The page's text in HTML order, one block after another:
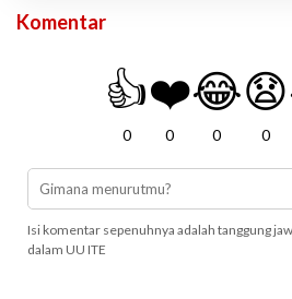
Komentar
👍
0
❤️
0
😂
0
😧
0
Isi komentar sepenuhnya adalah tanggung
dalam UU ITE